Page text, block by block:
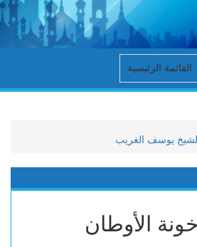
القائمة الرئيسية
الشيخ يوسف الغريب
الأوطان